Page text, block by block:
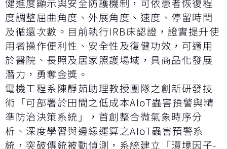
健進度顯示與安全防護機制，可依患者恢復程
度調整屈曲角度、外展角度、速度、停留時間
及循還次數。目前執行IRB床認證，證實提升使
用者操作便利性、安全性及復健功效，可適用
於醫院、長照及居家照護場域，具商品化發展
潛力，勇奪金獎。
電機工程系陳靜茹助理教授團隊之創新研發技
術「可部署於田間之低成本AIoT蟲害預警與精
準防治決策系統」，首創整合微氣象時序分
析、深度學習與邊緣運算之AIoT蟲害預警系
統，突破傳統被動偵測，系統建立「環境因子-